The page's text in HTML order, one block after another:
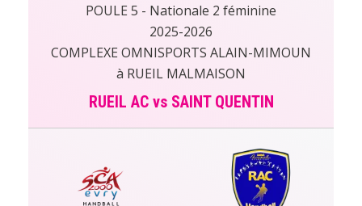
POULE 5 - Nationale 2 féminine
2025-2026
COMPLEXE OMNISPORTS ALAIN-MIMOUN
à RUEIL MALMAISON
RUEIL AC vs SAINT QUENTIN